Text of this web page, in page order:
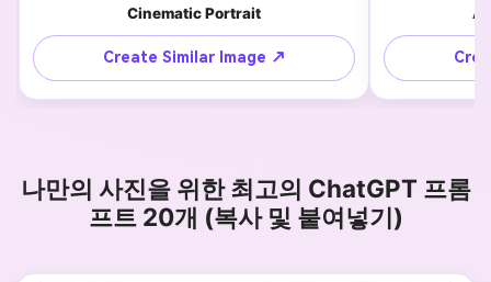
Cinematic Portrait
Create Similar Image ↗
나만의 사진을 위한 최고의 ChatGPT 프롬
프트 20개 (복사 및 붙여넣기)